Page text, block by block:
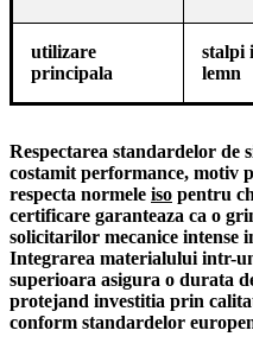
utilizare
principala
stalpi
lemn
Respectarea standardelor de
costamit performance, motiv
respecta normele iso pentru
certificare garanteaza ca o
solicitarilor mecanice intense
Integrarea materialului intr-
superioara asigura o durata
protejand investitia prin
conform standardelor